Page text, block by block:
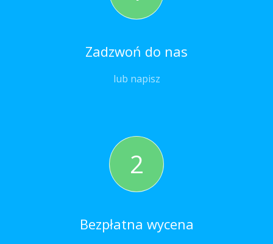
Zadzwoń do nas
lub napisz
2
Bezpłatna wycena